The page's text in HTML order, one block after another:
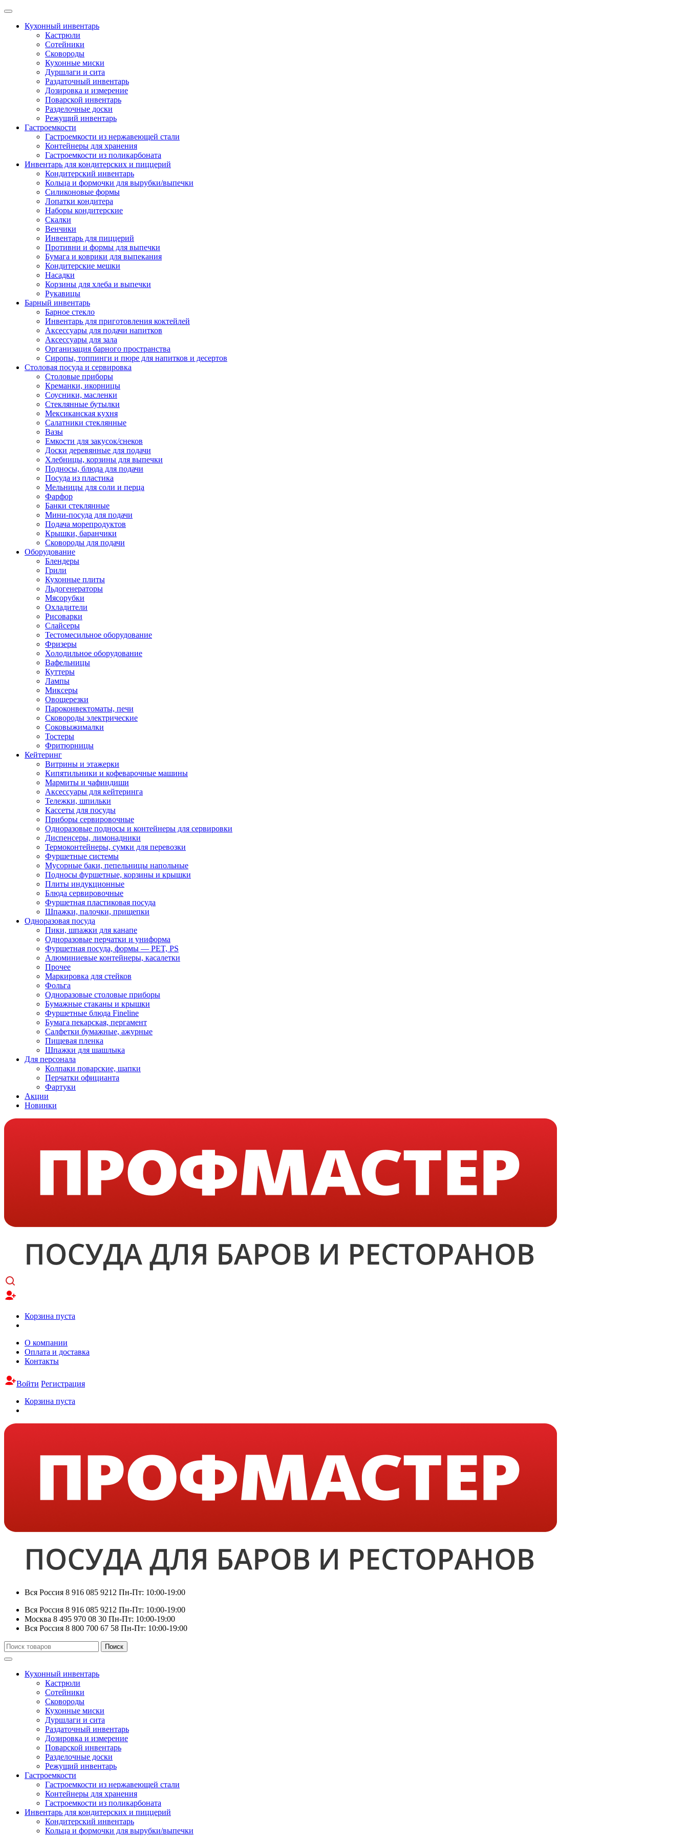
Skip
contentКухонный инвентарь
Кастрюли
Сотейники
Сковороды
Кухонные миски
Дуршлаги и сита
Раздаточный инвентарь
Дозировка и измерение
Поварской инвентарь
Разделочные доски
Режущий инвентарь
Гастроемкости
Гастроемкости из нержавеющей стали
Контейнеры для хранения
Гастроемкости из поликарбоната
Инвентарь для кондитерских и пиццерий
Кондитерский инвентарь
Кольца и формочки для вырубки/выпечки
Силиконовые формы
Лопатки кондитера
Наборы кондитерские
Скалки
Венчики
Инвентарь для пиццерий
Противни и формы для выпечки
Бумага и коврики для выпекания
Кондитерские мешки
Насадки
Корзины для хлеба и выпечки
Рукавицы
Барный инвентарь
Барное стекло
Инвентарь для приготовления коктейлей
Аксессуары для подачи напитков
Аксессуары для зала
Организация барного пространства
Сиропы, топпинги и пюре для напитков и десертов
Столовая посуда и сервировка
Столовые приборы
Креманки, икорницы
Соусники, масленки
Стеклянные бутылки
Мексиканская кухня
Салатники стеклянные
Вазы
Емкости для закусок/снеков
Доски деревянные для подачи
Хлебницы, корзины для выпечки
Подносы, блюда для подачи
Посуда из пластика
Мельницы для соли и перца
Фарфор
Банки стеклянные
Мини-посуда для подачи
Подача морепродуктов
Крышки, баранчики
Сковороды для подачи
Оборудование
Блендеры
Грили
Кухонные плиты
Льдогенераторы
Мясорубки
Охладители
Рисоварки
Слайсеры
Тестомесильное оборудование
Фризеры
Холодильное оборудование
Вафельницы
Куттеры
Лампы
Миксеры
Овощерезки
Пароконвектоматы, печи
Сковороды электрические
Соковыжималки
Тостеры
Фритюрницы
Кейтеринг
Витрины и этажерки
Кипятильники и кофеварочные машины
Мармиты и чафиндиши
Аксессуары для кейтеринга
Тележки, шпильки
Кассеты для посуды
Приборы сервировочные
Одноразовые подносы и контейнеры для сервировки
Диспенсеры, лимонадники
Термоконтейнеры, сумки для перевозки
Фуршетные системы
Мусорные баки, пепельницы напольные
Подносы фуршетные, корзины и крышки
Плиты индукционные
Блюда сервировочные
Фуршетная пластиковая посуда
Шпажки, палочки, прищепки
Одноразовая посуда
Пики, шпажки для канапе
Одноразовые перчатки и униформа
Фуршетная посуда, формы — PET, PS
Алюминиевые контейнеры, касалетки
Прочее
Маркировка для стейков
Фольга
Одноразовые столовые приборы
Бумажные стаканы и крышки
Фуршетные блюда Fineline
Бумага пекарская, пергамент
Салфетки бумажные, ажурные
Пищевая пленка
Шпажки для шашлыка
Для персонала
Колпаки поварские, шапки
Перчатки официанта
Фартуки
Акции
Новинки
Корзина пуста
О компании
Оплата и доставка
Контакты
Войти Регистрация
Корзина пуста
Вся Россия 8 916 085 9212 Пн-Пт: 10:00-19:00
Вся Россия 8 916 085 9212 Пн-Пт: 10:00-19:00
Москва 8 495 970 08 30 Пн-Пт: 10:00-19:00
Вся Россия 8 800 700 67 58 Пн-Пт: 10:00-19:00
Искать:
Поиск
Кухонный инвентарь
Кастрюли
Сотейники
Сковороды
Кухонные миски
Дуршлаги и сита
Раздаточный инвентарь
Дозировка и измерение
Поварской инвентарь
Разделочные доски
Режущий инвентарь
Гастроемкости
Гастроемкости из нержавеющей стали
Контейнеры для хранения
Гастроемкости из поликарбоната
Инвентарь для кондитерских и пиццерий
Кондитерский инвентарь
Кольца и формочки для вырубки/выпечки